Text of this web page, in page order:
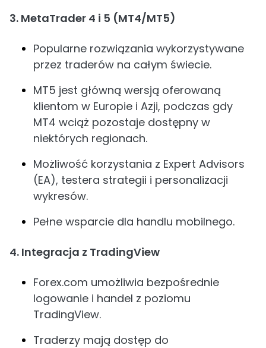
3. MetaTrader 4 i 5 (MT4/MT5)
Popularne rozwiązania wykorzystywane
przez traderów na całym świecie.
MT5 jest główną wersją oferowaną
klientom w Europie i Azji, podczas gdy
MT4 wciąż pozostaje dostępny w
niektórych regionach.
Możliwość korzystania z Expert Advisors
(EA), testera strategii i personalizacji
wykresów.
Pełne wsparcie dla handlu mobilnego.
4. Integracja z TradingView
Forex.com umożliwia bezpośrednie
logowanie i handel z poziomu
TradingView.
Traderzy mają dostęp do